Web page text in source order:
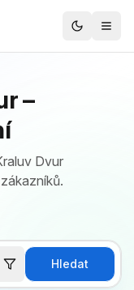
–
Dvur
Hledat